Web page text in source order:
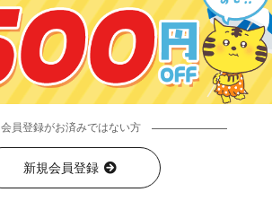
会員登録がお済みではない方
新規会員登録